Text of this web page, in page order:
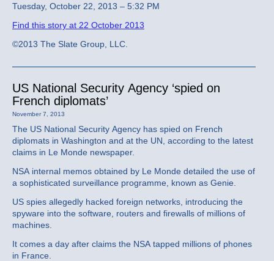
Tuesday, October 22, 2013 – 5:32 PM
Find this story at 22 October 2013
©2013 The Slate Group, LLC.
US National Security Agency ‘spied on
French diplomats’
November 7, 2013
The US National Security Agency has spied on French
diplomats in Washington and at the UN, according to the latest
claims in Le Monde newspaper.
NSA internal memos obtained by Le Monde detailed the use of
a sophisticated surveillance programme, known as Genie.
US spies allegedly hacked foreign networks, introducing the
spyware into the software, routers and firewalls of millions of
machines.
It comes a day after claims the NSA tapped millions of phones
in France.